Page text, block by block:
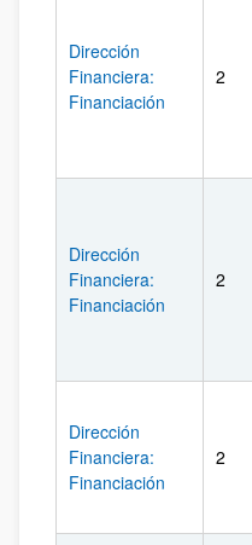
Dirección
Financiera:
Financiación
2
Dirección
Financiera:
Financiación
2
Dirección
Financiera:
Financiación
2